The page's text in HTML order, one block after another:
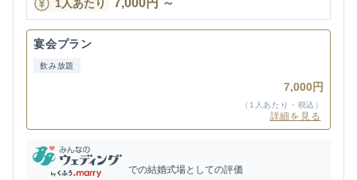
1人あたり 7,000円 ～
宴会プラン
飲み放題
7,000円
（1人あたり・税込）
詳細を見る
での結婚式場としての評価